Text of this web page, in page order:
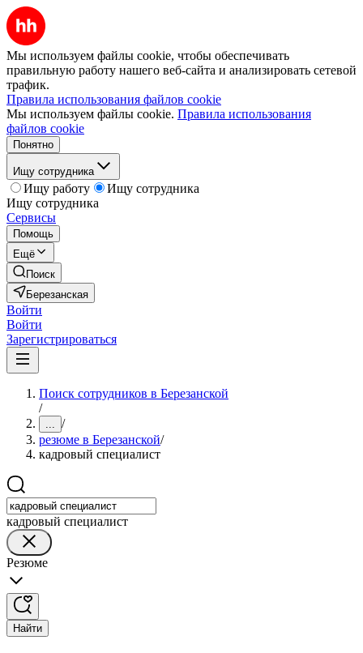
Мы используем файлы cookie, чтобы обеспечивать
правильную работу нашего веб-сайта и анализировать сетевой
трафик.
Правила использования файлов cookie
Мы используем файлы cookie. Правила использования
файлов cookie
Понятно
Ищу сотрудника
Ищу работу
Ищу сотрудника
Ищу сотрудника
Сервисы
Помощь
Ещё
Поиск
Березанская
Войти
Войти
Зарегистрироваться
Поиск сотрудников в Березанской
/
... /
резюме в Березанской/
кадровый специалист
кадровый специалист
Резюме
Найти